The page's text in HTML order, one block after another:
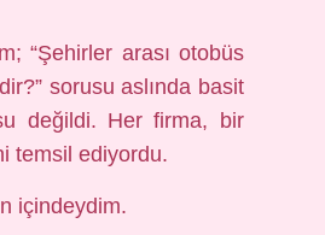
“Şehirler arası otobüs
sorusu aslında basit
değildi. Her firma, bir
temsil ediyordu.
içindeydim.